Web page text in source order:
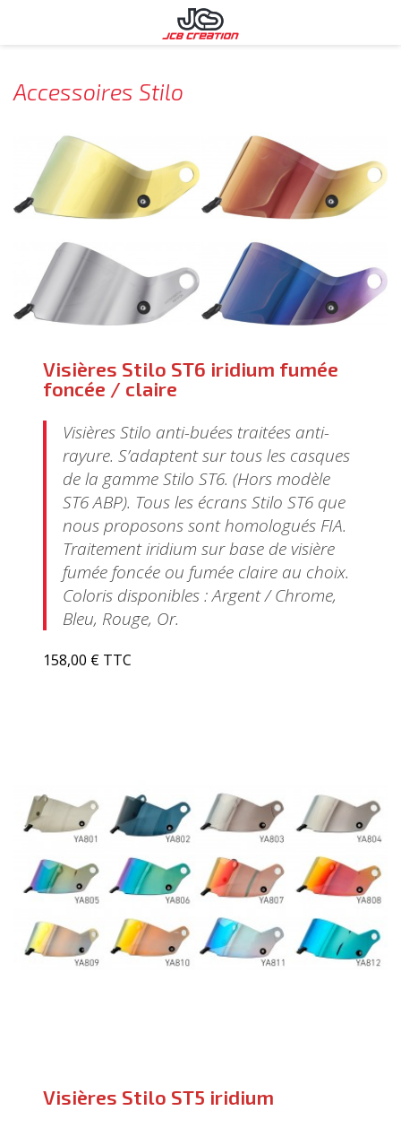
Accessoires Stilo
Visières Stilo ST6 iridium fumée
foncée / claire
Visières Stilo anti-buées traitées anti-
rayure. S’adaptent sur tous les casques
de la gamme Stilo ST6. (Hors modèle
ST6 ABP). Tous les écrans Stilo ST6 que
nous proposons sont homologués FIA.
Traitement iridium sur base de visière
fumée foncée ou fumée claire au choix.
Coloris disponibles : Argent / Chrome,
Bleu, Rouge, Or.
158,00 € TTC
Visières Stilo ST5 iridium